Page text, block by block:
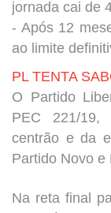
jornada cai de
- Após 12
ao limite
PL TENTA
O Partido
PEC 221/19,
centrão e da
Partido Novo e
Na reta final